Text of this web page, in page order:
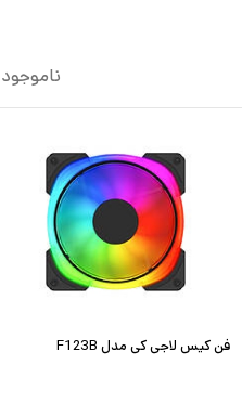
ناموجود
فن کیس لاجی کی مدل F123B